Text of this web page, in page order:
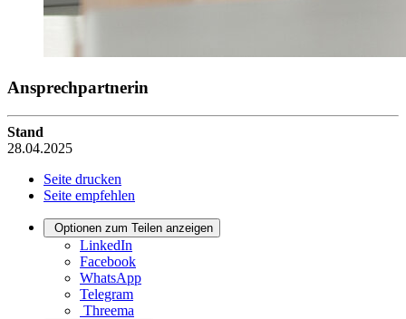
Ansprechpartnerin
Stand
28.04.2025
Seite drucken
Seite empfehlen
Optionen zum Teilen anzeigen
LinkedIn
Facebook
WhatsApp
Telegram
Threema